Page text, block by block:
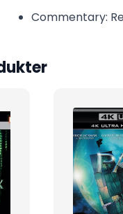
Commentary: